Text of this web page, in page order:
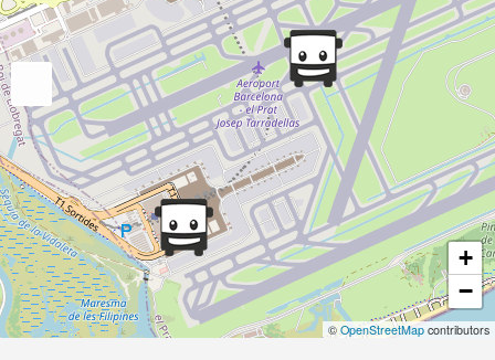
+
−
© OpenStreetMap contributors